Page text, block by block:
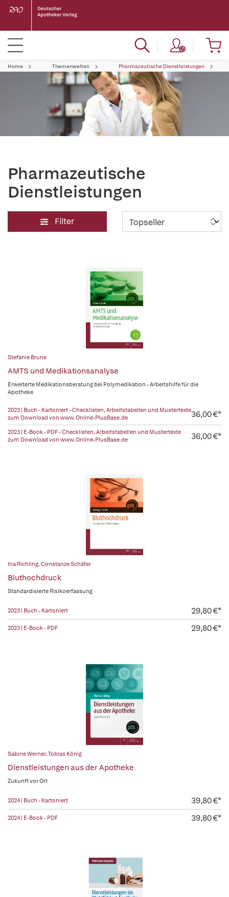
Home Themenwelten Pharmazeutische Dienstleistungen
Pharmazeutische
Dienstleistungen
Filter
Stefanie Brune
AMTS und Medikationsanalyse
Erweiterte Medikationsberatung bei Polymedikation - Arbeitshilfe für die
Apotheke
2023 | Buch - Kartoniert - Checklisten, Arbeitstabellen und Mustertexte
zum Download von www.Online-PlusBase.de
36,00 €*
2023 | E-Book - PDF - Checklisten, Arbeitstabellen und Mustertexte
zum Download von www.Online-PlusBase.de
36,00 €*
Ina Richling,Constanze Schäfer
Bluthochdruck
Standardisierte Risikoerfassung
2023 | Buch - Kartoniert 29,80 €*
2023 | E-Book - PDF 29,80 €*
Sabine Werner,Tobias König
Dienstleistungen aus der Apotheke
Zukunft vor Ort
2024 | Buch - Kartoniert 39,80 €*
2024 | E-Book - PDF 39,80 €*